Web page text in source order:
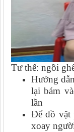
Tư thế: ngồi
Hướng
lại bám
lần
Để đồ vật
xoay